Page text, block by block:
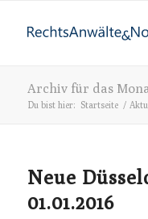
Archiv für das
Du bist hier: Startseite /
Neue
01.01.2016